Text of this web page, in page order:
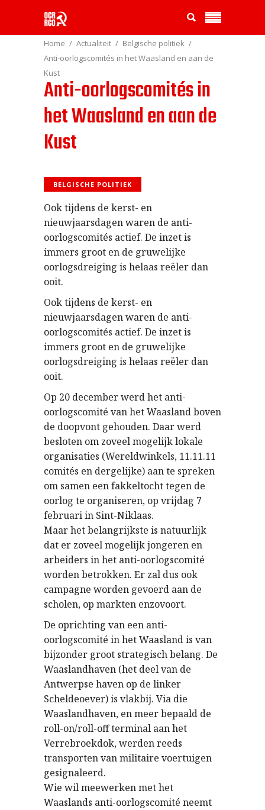
Home Actualiteit
Belgische politiek
Anti-oorlogscomités in het Waasland en aan de
Kust
Anti-oorlogscomités in
het Waasland en aan de
Kust
BELGISCHE POLITIEK
Ook tijdens de kerst- en
nieuwjaarsdagen waren de anti-
oorlogscomités actief. De inzet is
immers groot en de gruwelijke
oorlogsdreiging is helaas reëler dan
ooit.
Ook tijdens de kerst- en
nieuwjaarsdagen waren de anti-
oorlogscomités actief. De inzet is
immers groot en de gruwelijke
oorlogsdreiging is helaas reëler dan
ooit.
Op 20 december werd het anti-
oorlogscomité van het Waasland boven
de doopvont gehouden. Daar werd
besloten om zoveel mogelijk lokale
organisaties (Wereldwinkels, 11.11.11
comités en dergelijke) aan te spreken
om samen een fakkeltocht tegen de
oorlog te organiseren, op vrijdag 7
februari in Sint-Niklaas.
Maar het belangrijkste is natuurlijk
dat er zoveel mogelijk jongeren en
arbeiders in het anti-oorlogscomité
worden betrokken. Er zal dus ook
campagne worden gevoerd aan de
scholen, op markten enzovoort.
De oprichting van een anti-
oorlogscomité in het Waasland is van
bijzonder groot strategisch belang. De
Waaslandhaven (het deel van de
Antwerpse haven op de linker
Scheldeoever) is vlakbij. Via die
Waaslandhaven, en meer bepaald de
roll-on/roll-off terminal aan het
Verrebroekdok, werden reeds
transporten van militaire voertuigen
gesignaleerd.
Wie wil meewerken met het
Waaslands anti-oorlogscomité neemt